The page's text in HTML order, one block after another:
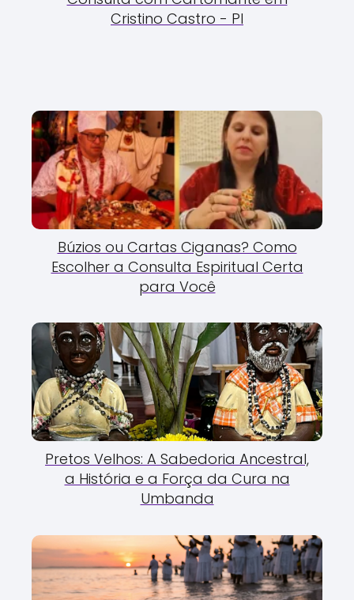
Cristino Castro - PI
Búzios ou Cartas Ciganas? Como
Escolher a Consulta Espiritual Certa
para Você
Pretos Velhos: A Sabedoria Ancestral,
a História e a Força da Cura na
Umbanda